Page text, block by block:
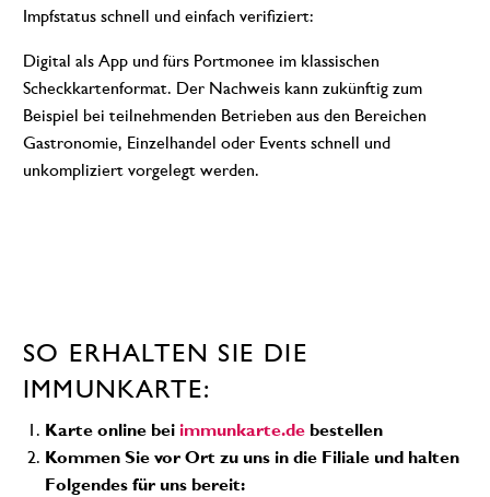
Impfstatus schnell und einfach verifiziert:
Digital als App und fürs Portmonee im klassischen
Scheckkartenformat. Der Nachweis kann zukünftig zum
Beispiel bei teilnehmenden Betrieben aus den Bereichen
Gastronomie, Einzelhandel oder Events schnell und
unkompliziert vorgelegt werden.
SO ERHALTEN SIE DIE
IMMUNKARTE:
Karte online bei immunkarte.de bestellen
Kommen Sie vor Ort zu uns in die Filiale und halten
Folgendes für uns bereit: